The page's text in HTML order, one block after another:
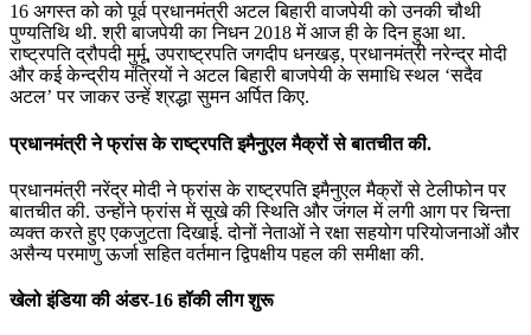
16 अगस्त को को पूर्व प्रधानमंत्री अटल बिहारी वाजपेयी को उनकी चौथी
पुण्यतिथि थी. श्री बाजपेयी का निधन 2018 में आज ही के दिन हुआ था.
राष्‍ट्रपति द्रौपदी मुर्मू, उपराष्ट्रपति जगदीप धनखड़, प्रधानमंत्री नरेन्‍द्र मोदी
और कई केन्‍द्रीय मंत्रियों ने अटल बिहारी बाजपेयी के समाधि स्‍थल ‘सदैव
अटल’ पर जाकर उन्‍हें श्रद्धा सुमन अर्पित किए.
प्रधानमंत्री ने फ्रांस के राष्ट्रपति इमैनुएल मैक्रों से बातचीत की.
प्रधानमंत्री नरेंद्र मोदी ने फ्रांस के राष्ट्रपति इमैनुएल मैक्रों से टेलीफोन पर
बातचीत की. उन्‍होंने फ्रांस में सूखे की स्थिति और जंगल में लगी आग पर चिन्ता
व्यक्त करते हुए एकजुटता दिखाई. दोनों नेताओं ने रक्षा सहयोग परियोजनाओं और
असैन्य परमाणु ऊर्जा सहित वर्तमान द्विपक्षीय पहल की समीक्षा की.
खेलो इंडिया की अंडर-16 हॉकी लीग शुरू